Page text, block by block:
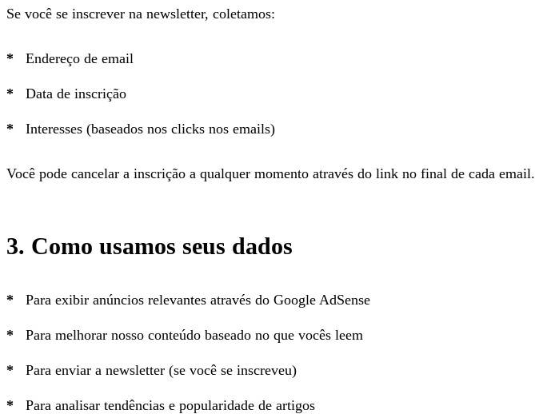
Se você se inscrever na newsletter, coletamos:
Endereço de email
Data de inscrição
Interesses (baseados nos clicks nos emails)
Você pode cancelar a inscrição a qualquer momento através do link no final de cada email.
3. Como usamos seus dados
Para exibir anúncios relevantes através do Google AdSense
Para melhorar nosso conteúdo baseado no que vocês leem
Para enviar a newsletter (se você se inscreveu)
Para analisar tendências e popularidade de artigos